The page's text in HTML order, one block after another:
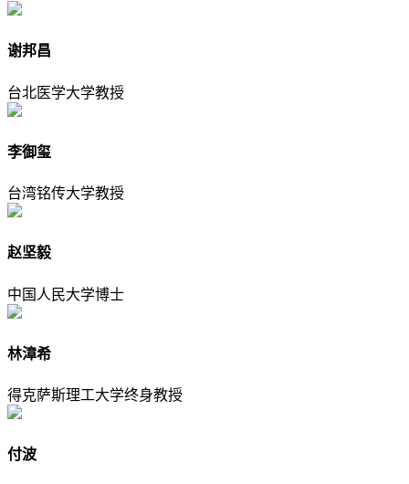
谢邦昌
台北医学大学教授
李御玺
台湾铭传大学教授
赵坚毅
中国人民大学博士
林漳希
得克萨斯理工大学终身教授
付波